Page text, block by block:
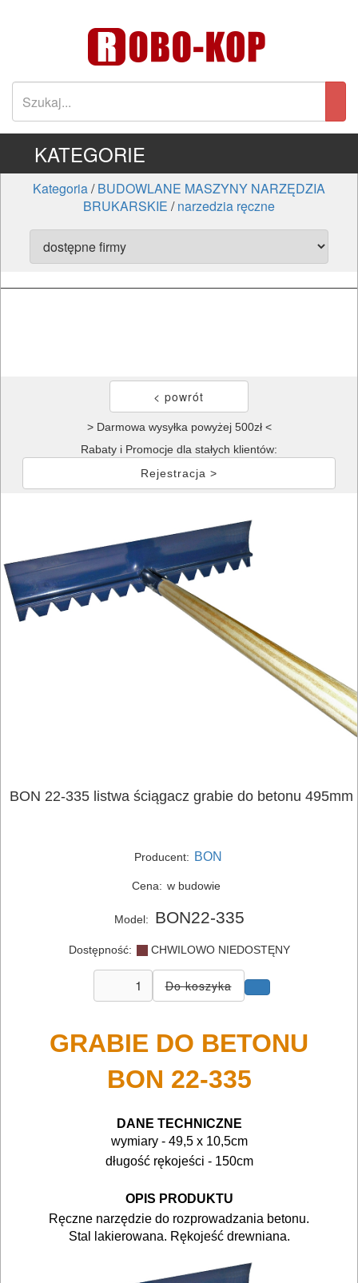
SIECIOWE
AKUMULATOROWE
AKCESORIA
ELEKTRONARZĘDZI
MAGAZYNOWANIE
TRANSPORTOWANIE
POMIAROWE
NARZĘDZIA
BUDOWLANE
ELEKTRY..
KATEGORIE
Kategoria/BUDOWLANE MASZYNY NARZĘDZIA
BRUKARSKIE /narzedzia ręczne
> Darmowa wysyłka powyżej 500zł <
Rabaty i Promocje dla stałych klientów:
Rejestracja >
BON 22-335 listwa ściągacz grabie do betonu 495mm
Producent: BON
Cena: w budowie
Model: BON22-335
Dostępność: CHWILOWO NIEDOSTĘNY
GRABIE DO BETONU
BON 22-335
DANE TECHNICZNE
wymiary - 49,5 x 10,5cm
długość rękojeści - 150cm
OPIS PRODUKTU
Ręczne narzędzie do rozprowadzania betonu.
Stal lakierowana. Rękojeść drewniana.